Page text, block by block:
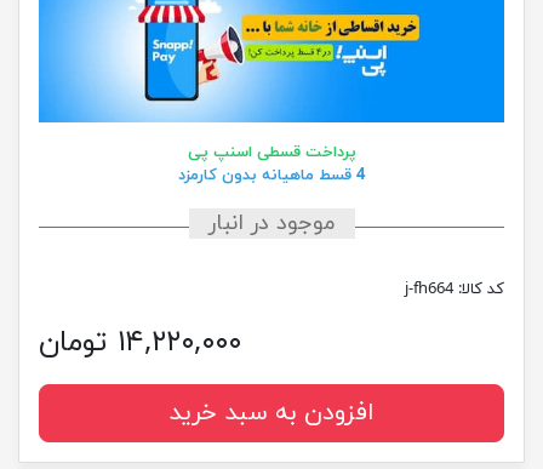
پرداخت قسطی اسنپ پی
4 قسط ماهیانه بدون کارمزد
موجود در انبار
کد کالا: j-fh664
۱۴,۲۲۰,۰۰۰ تومان
افزودن به سبد خرید